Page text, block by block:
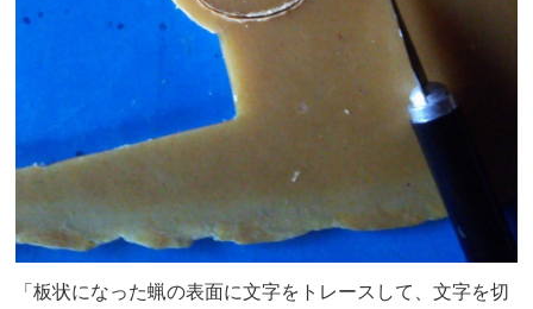
「板状になった蝋の表面に文字をトレースして、文字を切